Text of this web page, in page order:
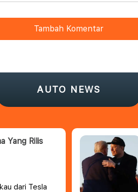
Tambah Komentar
AUTO NEWS
Yang Rilis
dari Tesla